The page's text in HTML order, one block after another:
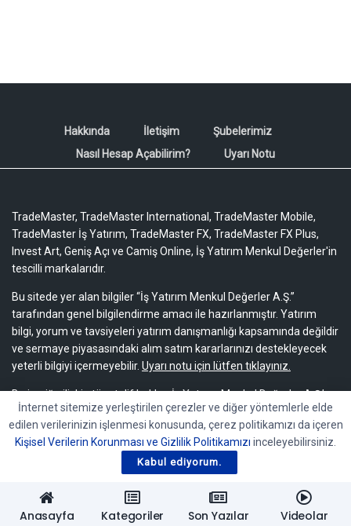
Hakkında İletişim
Şubelerimiz
Nasıl Hesap Açabilirim?
Uyarı Notu
TradeMaster, TradeMaster International, TradeMaster Mobile,
TradeMaster İş Yatırım, TradeMaster FX, TradeMaster FX Plus,
Invest Art, Geniş Açı ve Camiş Online, İş Yatırım Menkul Değerler'in
tescilli markalarıdır.
Bu sitede yer alan bilgiler “İş Yatırım Menkul Değerler A.Ş.”
tarafından genel bilgilendirme amacı ile hazırlanmıştır. Yatırım
bilgi, yorum ve tavsiyeleri yatırım danışmanlığı kapsamında değildir
ve sermaye piyasasındaki alım satım kararlarınızı destekleyecek
yeterli bilgiyi içermeyebilir. Uyarı notu için lütfen tıklayınız.
Bu içeriğe ilişkin tüm telif hakları İş Yatırım Menkul Değerler A.Ş.’ye
aittir. Bu içerik, açık iznimiz olmaksızın başkaları tarafından
herhangi bir amaçla, kısmen veya tamamen çoğaltılamaz,
dağıtılamaz, yayımlanamaz veya değiştirilemez.
İnternet sitemize yerleştirilen çerezler ve diğer yöntemlerle elde
edilen verilerinizin işlenmesi konusunda, çerez politikamızı da içeren
Kişisel Verilerin Korunması ve Gizlilik Politikamızı inceleyebilirsiniz.
Kabul ediyorum.
Anasayfa Kategoriler Son Yazılar Videolar